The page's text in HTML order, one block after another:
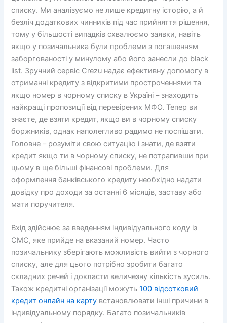
списку. Ми аналізуємо не лише кредитну історію, а й
безліч додаткових чинників під час прийняття рішення,
тому у більшості випадків схвалюємо заявки, навіть
якщо у позичальника були проблеми з погашенням
заборгованості у минулому або його занесли до black
list. Зручний сервіс Crezu надає ефективну допомогу в
отриманні кредиту з відкритими простроченнями та
якщо номер в чорному списку в Україні – знаходить
найкращі пропозиції від перевірених МФО. Тепер ви
знаєте, де взяти кредит, якщо ви в чорному списку
боржників, однак наполегливо радимо не поспішати.
Головне – розуміти свою ситуацію і знати, де взяти
кредит якщо ти в чорному списку, не потрапивши при
цьому в ще більші фінансові проблеми. Для
оформлення банківського кредиту необхідно надати
довідку про доходи за останні 6 місяців, заставу або
мати поручителя.
Вхід здійснює за введенням індивідуального коду із
СМС, яке прийде на вказаний номер. Часто
позичальнику зберігають можливість вийти з чорного
списку, але для цього потрібно зробити багато
складних речей і докласти величезну кількість зусиль.
Також кредитні організації можуть100 відсотковий
кредит онлайн на карту встановлювати інші причини в
індивідуальному порядку. Багато позичальників